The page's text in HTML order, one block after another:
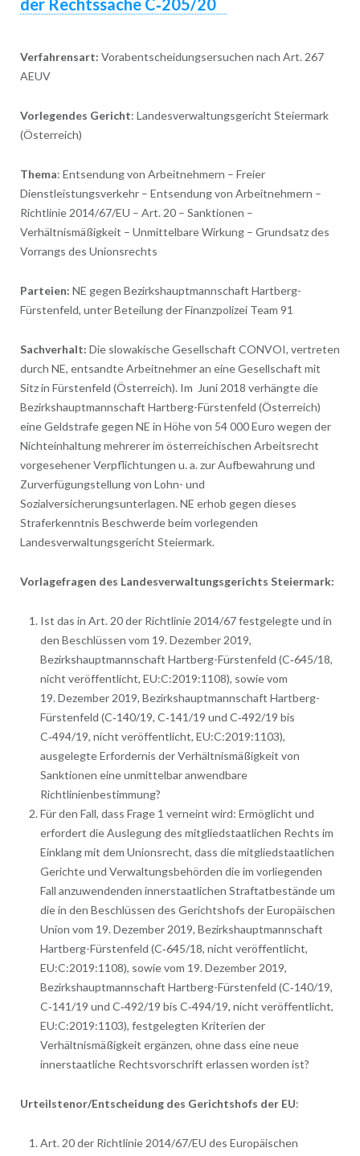
der Rechtssache C‑205/20
Verfahrensart: Vorabentscheidungsersuchen nach Art. 267
AEUV
Vorlegendes Gericht: Landesverwaltungsgericht Steiermark
(Österreich)
Thema: Entsendung von Arbeitnehmern – Freier
Dienstleistungsverkehr – Entsendung von Arbeitnehmern –
Richtlinie 2014/67/EU – Art. 20 – Sanktionen –
Verhältnismäßigkeit – Unmittelbare Wirkung – Grundsatz des
Vorrangs des Unionsrechts
Parteien: NE gegen Bezirkshauptmannschaft Hartberg-
Fürstenfeld, unter Beteilung der Finanzpolizei Team 91
Sachverhalt: Die slowakische Gesellschaft CONVOI, vertreten
durch NE, entsandte Arbeitnehmer an eine Gesellschaft mit
Sitz in Fürstenfeld (Österreich). Im Juni 2018 verhängte die
Bezirkshauptmannschaft Hartberg-Fürstenfeld (Österreich)
eine Geldstrafe gegen NE in Höhe von 54 000 Euro wegen der
Nichteinhaltung mehrerer im österreichischen Arbeitsrecht
vorgesehener Verpflichtungen u. a. zur Aufbewahrung und
Zurverfügungstellung von Lohn- und
Sozialversicherungsunterlagen. NE erhob gegen dieses
Straferkenntnis Beschwerde beim vorlegenden
Landesverwaltungsgericht Steiermark.
Vorlagefragen des Landesverwaltungsgerichts Steiermark:
Ist das in Art. 20 der Richtlinie 2014/67 festgelegte und in
den Beschlüssen vom 19. Dezember 2019,
Bezirkshauptmannschaft Hartberg-Fürstenfeld (C‑645/18,
nicht veröffentlicht, EU:C:2019:1108), sowie vom
19. Dezember 2019, Bezirkshauptmannschaft Hartberg-
Fürstenfeld (C‑140/19, C‑141/19 und C‑492/19 bis
C‑494/19, nicht veröffentlicht, EU:C:2019:1103),
ausgelegte Erfordernis der Verhältnismäßigkeit von
Sanktionen eine unmittelbar anwendbare
Richtlinienbestimmung?
Für den Fall, dass Frage 1 verneint wird: Ermöglicht und
erfordert die Auslegung des mitgliedstaatlichen Rechts im
Einklang mit dem Unionsrecht, dass die mitgliedstaatlichen
Gerichte und Verwaltungsbehörden die im vorliegenden
Fall anzuwendenden innerstaatlichen Straftatbestände um
die in den Beschlüssen des Gerichtshofs der Europäischen
Union vom 19. Dezember 2019, Bezirkshauptmannschaft
Hartberg-Fürstenfeld (C‑645/18, nicht veröffentlicht,
EU:C:2019:1108), sowie vom 19. Dezember 2019,
Bezirkshauptmannschaft Hartberg-Fürstenfeld (C‑140/19,
C‑141/19 und C‑492/19 bis C‑494/19, nicht veröffentlicht,
EU:C:2019:1103), festgelegten Kriterien der
Verhältnismäßigkeit ergänzen, ohne dass eine neue
innerstaatliche Rechtsvorschrift erlassen worden ist?
Urteilstenor/Entscheidung des Gerichtshofs der EU:
Art. 20 der Richtlinie 2014/67/EU des Europäischen